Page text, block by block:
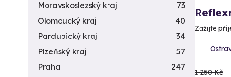
Zažijte
1 250 Kč
Moravskoslezský kraj
73
Olomoucký kraj
40
Pardubický kraj
34
Plzeňský kraj
57
Praha
247